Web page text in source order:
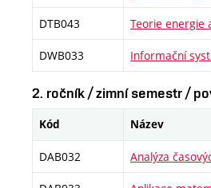
DTB043 Teorie energie
DWB033 Informační
2. ročník / zimní semestr /
Kód Název
DAB032 Analýza